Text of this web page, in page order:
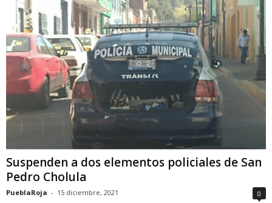
Suspenden a dos elementos policiales de San
Pedro Cholula
PueblaRoja - 15 diciembre, 2021 0